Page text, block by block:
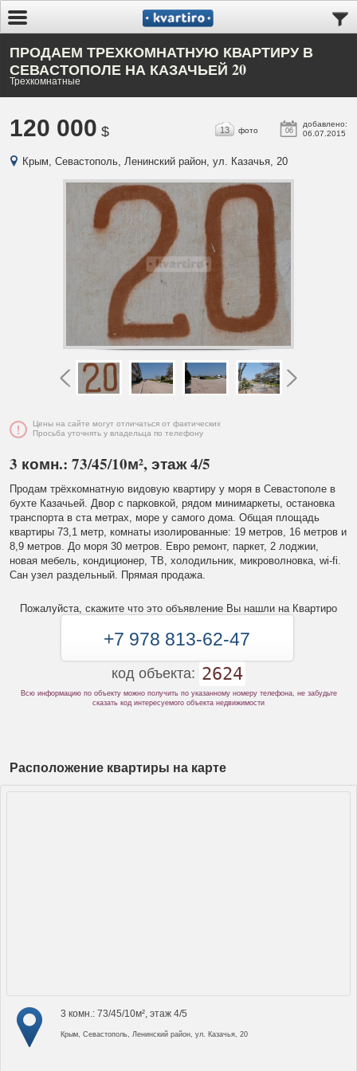
ПРОДАЕМ ТРЕХКОМНАТНУЮ КВАРТИРУ В
СЕВАСТОПОЛЕ НА КАЗАЧЬЕЙ 20
Трехкомнатные
120 000 $ 06
добавлено:
06.07.2015
13 фото
Крым, Севастополь, Ленинский район, ул. Казачья, 20
Цены на сайте могут отличаться от фактических
Просьба уточнять у владельца по телефону
3 комн.: 73/45/10м², этаж 4/5
Продам трёхкомнатную видовую квартиру у моря в Севастополе в
бухте Казачьей. Двор с парковкой, рядом минимаркеты, остановка
транспорта в ста метрах, море у самого дома. Общая площадь
квартиры 73,1 метр, комнаты изолированные: 19 метров, 16 метров и
8,9 метров. До моря 30 метров. Евро ремонт, паркет, 2 лоджии,
новая мебель, кондиционер, ТВ, холодильник, микроволновка, wi-fi.
Сан узел раздельный. Прямая продажа.
Пожалуйста, скажите что это объявление Вы нашли на Квартиро
+7 978 813-62-47
код объекта: 2624
Всю информацию по объекту можно получить по указанному номеру телефона, не забудьте
сказать код интересуемого объекта недвижимости
Расположение квартиры на карте
3 комн.: 73/45/10м², этаж 4/5
Крым, Севастополь, Ленинский район, ул. Казачья, 20